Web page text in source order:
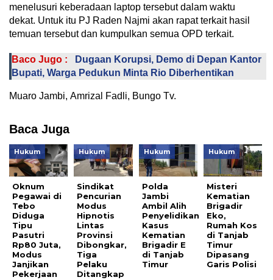
menelusuri keberadaan laptop tersebut dalam waktu
dekat. Untuk itu PJ Raden Najmi akan rapat terkait hasil
temuan tersebut dan kumpulkan semua OPD terkait.
Baco Jugo :
Dugaan Korupsi, Demo di Depan Kantor
Bupati, Warga Pedukun Minta Rio Diberhentikan
Muaro Jambi, Amrizal Fadli, Bungo Tv.
Baca Juga
Hukum
Oknum
Pegawai di
Tebo
Diduga
Tipu
Pasutri
Rp80 Juta,
Modus
Janjikan
Pekerjaan
Hukum
Sindikat
Pencurian
Modus
Hipnotis
Lintas
Provinsi
Dibongkar,
Tiga
Pelaku
Ditangkap
Hukum
Polda
Jambi
Ambil Alih
Penyelidikan
Kasus
Kematian
Brigadir E
di Tanjab
Timur
Hukum
Misteri
Kematian
Brigadir
Eko,
Rumah Kos
di Tanjab
Timur
Dipasang
Garis Polisi